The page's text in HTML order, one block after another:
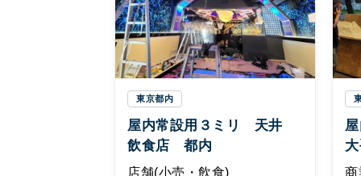
東京都内
屋内常設用３ミリ 天井
飲食店 都内
店舗(小売・飲食) 商